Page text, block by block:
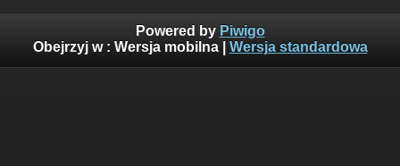
Powered by Piwigo
Obejrzyj w : Wersja mobilna| Wersja standardowa